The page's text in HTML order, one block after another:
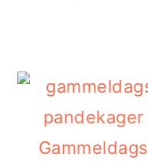
Gammeldags